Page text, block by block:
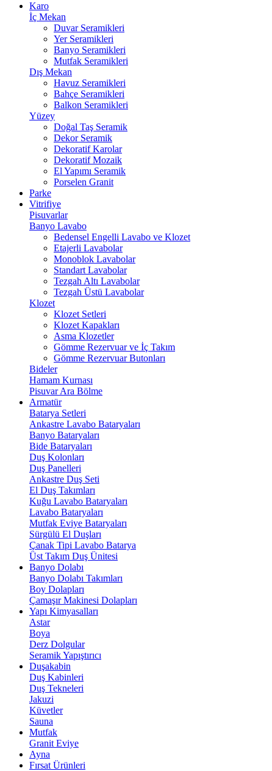
Karo
İç Mekan
Duvar Seramikleri
Yer Seramikleri
Banyo Seramikleri
Mutfak Seramikleri
Dış Mekan
Havuz Seramikleri
Bahçe Seramikleri
Balkon Seramikleri
Yüzey
Doğal Taş Seramik
Dekor Seramik
Dekoratif Karolar
Dekoratif Mozaik
El Yapımı Seramik
Porselen Granit
Parke
Vitrifiye
Pisuvarlar
Banyo Lavabo
Bedensel Engelli Lavabo ve Klozet
Etajerli Lavabolar
Monoblok Lavabolar
Standart Lavabolar
Tezgah Altı Lavabolar
Tezgah Üstü Lavabolar
Klozet
Klozet Setleri
Klozet Kapakları
Asma Klozetler
Gömme Rezervuar ve İç Takım
Gömme Rezervuar Butonları
Bideler
Hamam Kurnası
Pisuvar Ara Bölme
Armatür
Batarya Setleri
Ankastre Lavabo Bataryaları
Banyo Bataryaları
Bide Bataryaları
Duş Kolonları
Duş Panelleri
Ankastre Duş Seti
El Duş Takımları
Kuğu Lavabo Bataryaları
Lavabo Bataryaları
Mutfak Eviye Bataryaları
Sürgülü El Duşları
Çanak Tipi Lavabo Batarya
Üst Takım Duş Ünitesi
Banyo Dolabı
Banyo Dolabı Takımları
Boy Dolapları
Çamaşır Makinesi Dolapları
Yapı Kimyasalları
Astar
Boya
Derz Dolgular
Seramik Yapıştırıcı
Duşakabin
Duş Kabinleri
Duş Tekneleri
Jakuzi
Küvetler
Sauna
Mutfak
Granit Eviye
Ayna
Fırsat Ürünleri